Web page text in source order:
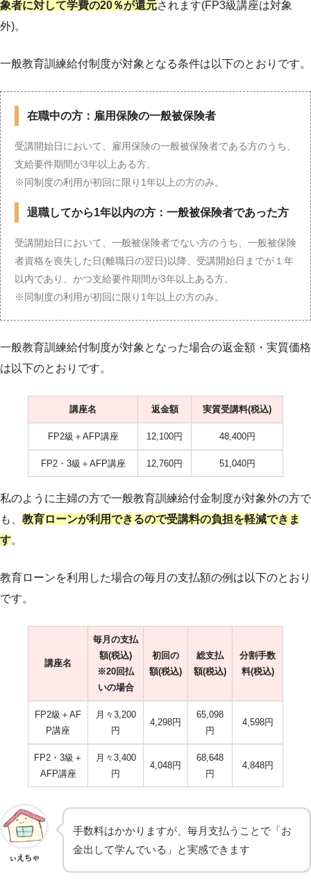
象者に対して学費の20％が還元されます(FP3級講座は対象
外)。
一般教育訓練給付制度が対象となる条件は以下のとおりです。
在職中の方：雇用保険の一般被保険者
受講開始日において、雇用保険の一般被保険者である方のうち、
支給要件期間が3年以上ある方。
※同制度の利用が初回に限り1年以上の方のみ。
退職してから1年以内の方：一般被保険者であった方
受講開始日において、一般被保険者でない方のうち、一般被保険
者資格を喪失した日(離職日の翌日)以降、受講開始日までが１年
以内であり、かつ支給要件期間が3年以上ある方。
※同制度の利用が初回に限り1年以上の方のみ。
一般教育訓練給付制度が対象となった場合の返金額・実質価格
は以下のとおりです。
講座名 返金額 実質受講料(税込)
FP2級＋AFP講座 12,100円 48,400円
FP2・3級＋AFP講座 12,760円 51,040円
私のように主婦の方で一般教育訓練給付金制度が対象外の方で
も、 教育ローンが利用できるので受講料の負担を軽減できま
す。
教育ローンを利用した場合の毎月の支払額の例は以下のとおり
です。
講座名
毎月の支払
額(税込)
※20回払
いの場合
初回の
額(税込)
総支払
額(税込)
分割手数
料(税込)
FP2級＋AF
P講座
月々3,200
円
4,298円
65,098
円
4,598円
FP2・3級＋
AFP講座
月々3,400
円
4,048円
68,648
円
4,848円
ぃえちゃ
手数料はかかりますが、毎月支払うことで「お
金出して学んでいる」と実感できます